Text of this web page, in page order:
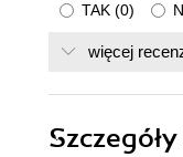
TAK (0)
więcej
Szczegóły